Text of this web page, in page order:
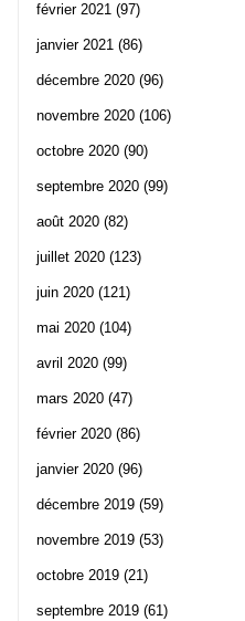
février 2021 (97)
janvier 2021 (86)
décembre 2020 (96)
novembre 2020 (106)
octobre 2020 (90)
septembre 2020 (99)
août 2020 (82)
juillet 2020 (123)
juin 2020 (121)
mai 2020 (104)
avril 2020 (99)
mars 2020 (47)
février 2020 (86)
janvier 2020 (96)
décembre 2019 (59)
novembre 2019 (53)
octobre 2019 (21)
septembre 2019 (61)